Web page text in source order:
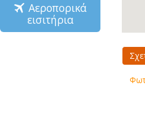
Αεροπορικά
εισιτήρια